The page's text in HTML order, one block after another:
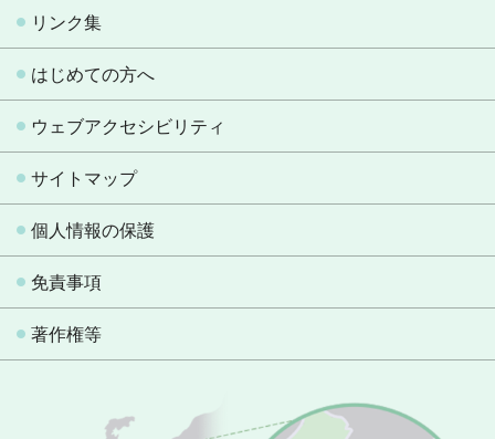
リンク集
はじめての方へ
ウェブアクセシビリティ
サイトマップ
個人情報の保護
免責事項
著作権等